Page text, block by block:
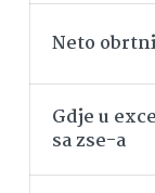
Neto
Gdje u
sa zse-a